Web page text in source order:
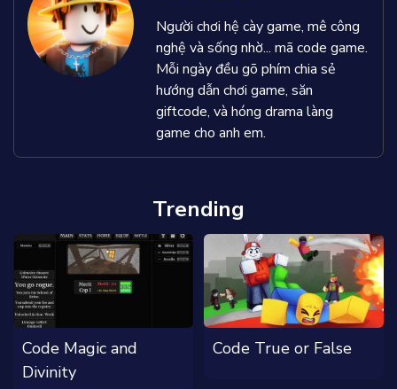
Người chơi hệ cày game, mê công
nghệ và sống nhờ... mã code game.
Mỗi ngày đều gõ phím chia sẻ
hướng dẫn chơi game, săn
giftcode, và hóng drama làng
game cho anh em.
Trending
Code Magic and
Divinity
Code True or False